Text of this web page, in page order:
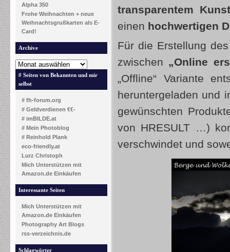
Alpha 350
Frohe Weihnachten + neue
Weihnachtsgrußkarten als E-
Card!
Archive
# Seiten von Bekannten und mir
selbst
# fh-forum.org
# Geldverdienen €€-
# imBILDE.at
# Mein Photoblog
# Reinhold Plank
eco-friendly.at
Lurz Christoph
Mich Unterstützen mit
Amazon.de Einkäufen
Interessante Seiten
Mich Unterstützen mit
Amazon.de Einkäufen
Photography Art Blogs
rss-verzeichnis.de
Schlagwörter
transparentem
einen hochwertigen
Für die Erstellung
zwischen „Online
„Offline“ Variante
heruntergeladen und
gewünschten
von HRESULT …)
verschwindet und